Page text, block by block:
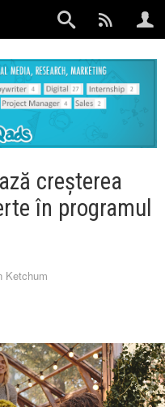
creșterea
în programul
Ketchum